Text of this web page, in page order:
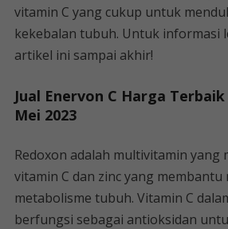
vitamin C yang cukup untuk
kekebalan tubuh. Untuk informasi
artikel ini sampai akhir!
Jual Enervon C Harga
Mei 2023
Redoxon adalah multivitamin yang
vitamin C dan zinc yang
metabolisme tubuh. Vitamin C
berfungsi sebagai antioksidan